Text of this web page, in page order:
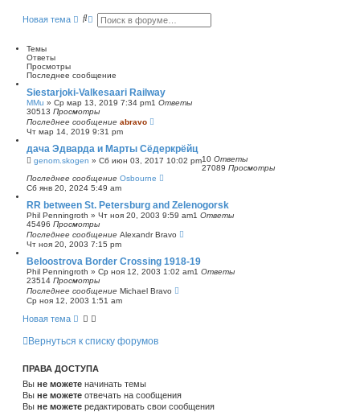
Новая тема
П Р
е
н
ы
й
п
о
с
к
Темы
Ответы
Просмотры
Последнее сообщение
Siestarjoki-Valkesaari Railway
MMu » Ср мар 13, 2019 7:34 pm1 Ответы
30513 Просмотры
Последнее сообщение abravo
Чт мар 14, 2019 9:31 pm
дача Эдварда и Марты Сёдеркрёйц
genom.skogen » Сб июн 03, 2017 10:02 pm10 Ответы
27089 Просмотры
Последнее сообщение Osbourne
Сб янв 20, 2024 5:49 am
RR between St. Petersburg and Zelenogorsk
Phil Penningroth » Чт ноя 20, 2003 9:59 am1 Ответы
45496 Просмотры
Последнее сообщение Alexandr Bravo
Чт ноя 20, 2003 7:15 pm
Beloostrova Border Crossing 1918-19
Phil Penningroth » Ср ноя 12, 2003 1:02 am1 Ответы
23514 Просмотры
Последнее сообщение Michael Bravo
Ср ноя 12, 2003 1:51 am
Новая тема
Вернуться к списку форумов
ПРАВА ДОСТУПА
Вы не можете начинать темы
Вы не можете отвечать на сообщения
Вы не можете редактировать свои сообщения